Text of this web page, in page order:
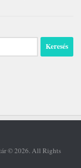
© 2026. All Rights